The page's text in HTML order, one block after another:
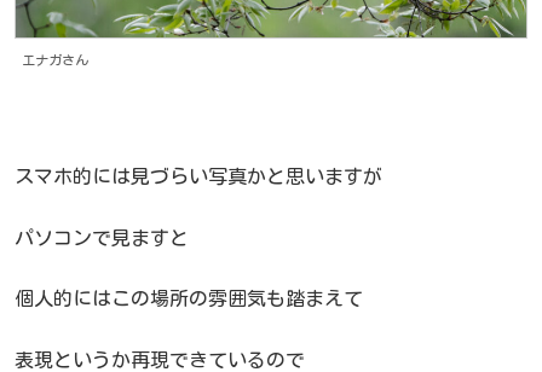
エナガさん
スマホ的には見づらい写真かと思いますが
パソコンで見ますと
個人的にはこの場所の雰囲気も踏まえて
表現というか再現できているので